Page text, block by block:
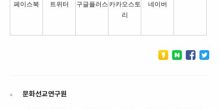
페이스북 트위터 구글플러스 카카오스토
리
네이버
문화선교연구원